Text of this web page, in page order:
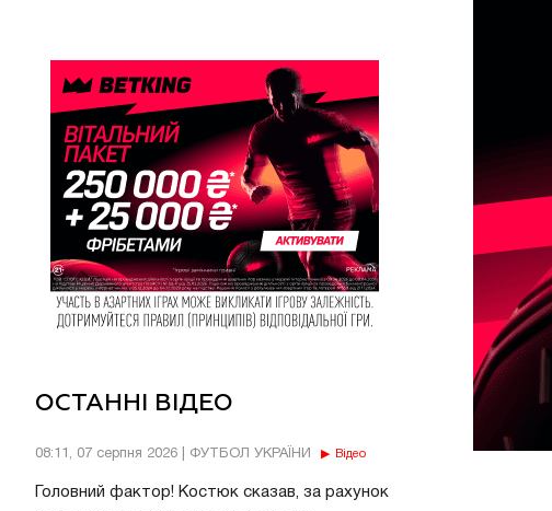
ОСТАННІ ВІДЕО
08:11, 07 серпня 2026 | ФУТБОЛ УКРАЇНИ Відео
Головний фактор! Костюк сказав, за рахунок